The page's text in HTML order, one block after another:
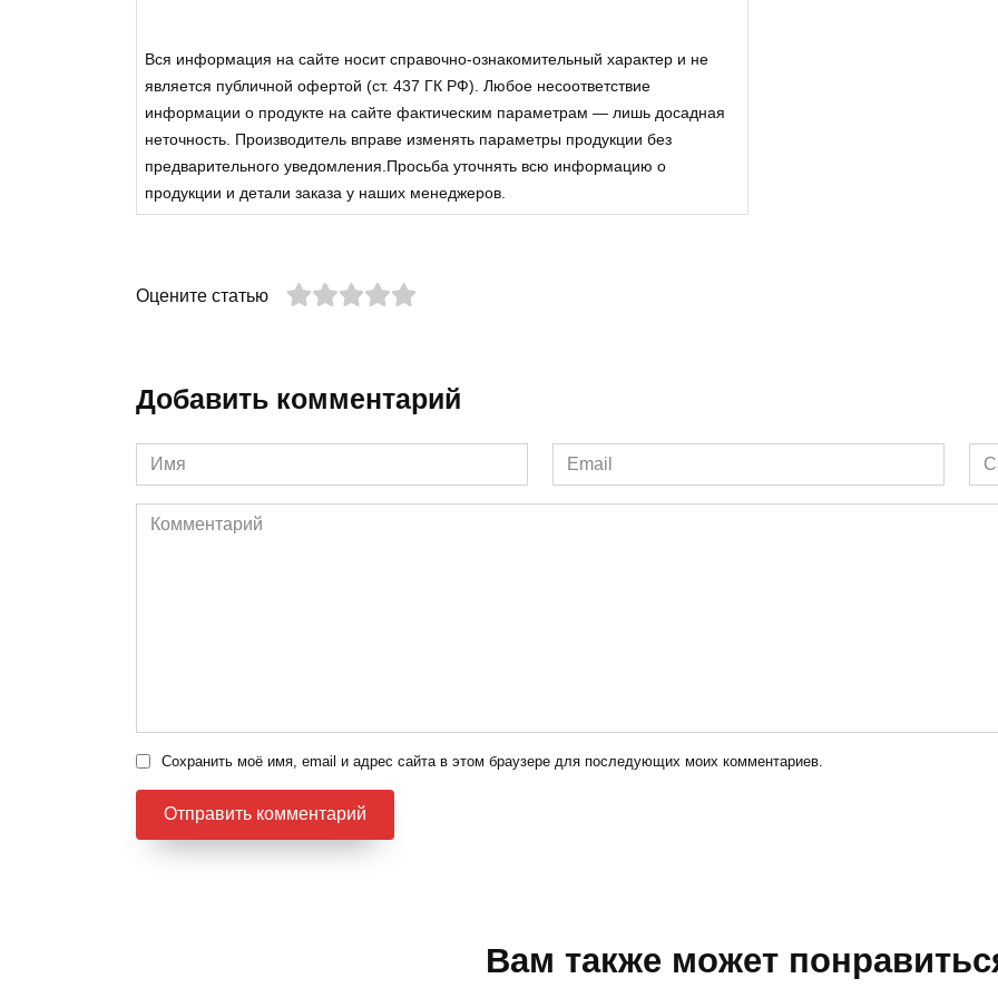
Вся информация на сайте носит справочно-ознакомительный характер и не
является публичной офертой (ст. 437 ГК РФ). Любое несоответствие
информации о продукте на сайте фактическим параметрам — лишь досадная
неточность. Производитель вправе изменять параметры продукции без
предварительного уведомления.Просьба уточнять всю информацию о
продукции и детали заказа у наших менеджеров.
Оцените статью
Добавить комментарий
Имя
*
Email
*
Комментарий
Сохранить моё имя, email и адрес сайта в этом браузере для последующих моих комментариев.
Вам также может